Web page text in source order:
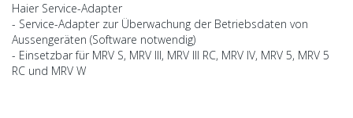
Haier Service-Adapter
- Service-Adapter zur Überwachung der Betriebsdaten von
Aussengeräten (Software notwendig)
- Einsetzbar für MRV S, MRV III, MRV III RC, MRV IV, MRV 5, MRV 5
RC und MRV W